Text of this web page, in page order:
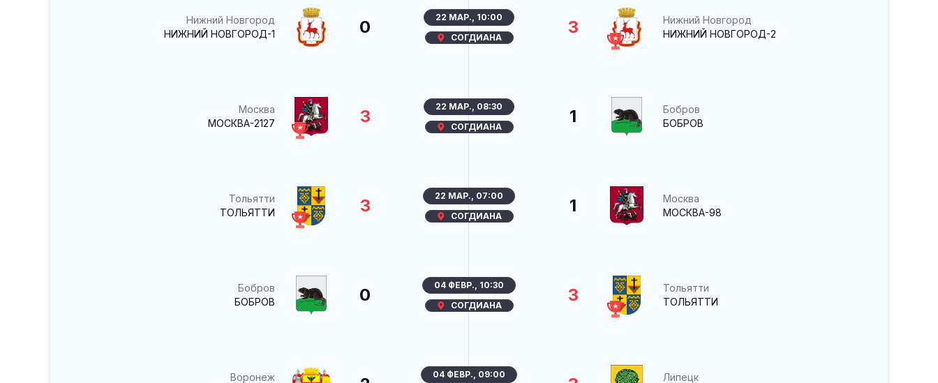
Нижний Новгород
НИЖНИЙ НОВГОРОД-1
0
22 МАР., 10:00
СОГДИАНА
Нижний Новгород
НИЖНИЙ НОВГОРОД-2
3
Москва
МОСКВА-2127
3
22 МАР., 08:30
СОГДИАНА
Бобров
БОБРОВ
1
Тольятти
ТОЛЬЯТТИ
3
22 МАР., 07:00
СОГДИАНА
Москва
МОСКВА-98
1
Бобров
БОБРОВ
0
04 ФЕВР., 10:30
СОГДИАНА
Тольятти
ТОЛЬЯТТИ
3
Воронеж
04 ФЕВР., 09:00
Липецк